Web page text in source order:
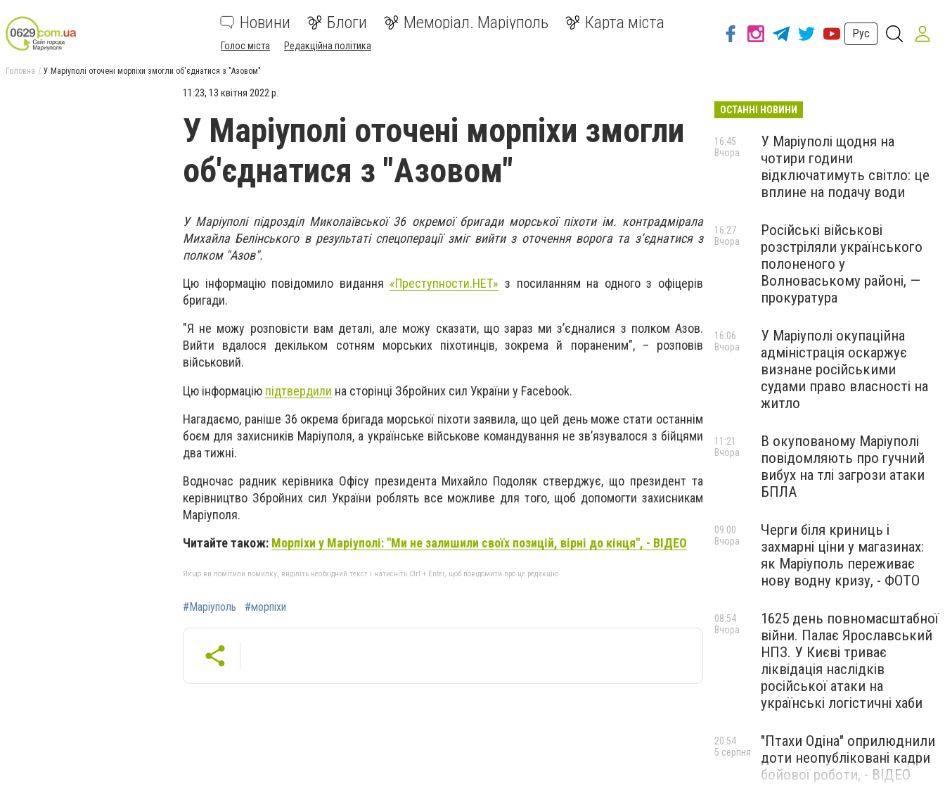
Новини Блоги Меморіал. Маріуполь Карта міста
Голос міста Редакційна політика
Рус
Головна У Маріуполі оточені морпіхи змогли об'єднатися з "Азовом"
11:23, 13 квітня 2022 р.
У Маріуполі оточені морпіхи змогли
об'єднатися з "Азовом"
У Маріуполі підрозділ Миколаївської 36 окремої бригади морської піхоти ім. контрадмірала
Михайла Белінського в результаті спецоперації зміг вийти з оточення ворога та з’єднатися з
полком "Азов".
Цю інформацію повідомило видання «Преступности.НЕТ» з посиланням на одного з офіцерів
бригади.
"Я не можу розповісти вам деталі, але можу сказати, що зараз ми з’єдналися з полком Азов.
Вийти вдалося декільком сотням морських піхотинців, зокрема й пораненим", – розповів
військовий.
Цю інформацію підтвердили на сторінці Збройних сил України у Facebook.
Нагадаємо, раніше 36 окрема бригада морської піхоти заявила, що цей день може стати останнім
боєм для захисників Маріуполя, а українське військове командування не зв’язувалося з бійцями
два тижні.
Водночас радник керівника Офісу президента Михайло Подоляк стверджує, що президент та
керівництво Збройних сил України роблять все можливе для того, щоб допомогти захисникам
Маріуполя.
Читайте також: Морпіхи у Маріуполі: "Ми не залишили своїх позицій, вірні до кінця", - ВІДЕО
Якщо ви помітили помилку, виділіть необхідний текст і натисніть Ctrl + Enter, щоб повідомити про це редакцію
#Маріуполь #морпіхи
ОСТАННІ НОВИНИ
У Маріуполі щодня на
чотири години
відключатимуть світло: це
вплине на подачу води
16:45
Вчора
Російські військові
розстріляли українського
полоненого у
Волноваському районі, —
прокуратура
16:27
Вчора
У Маріуполі окупаційна
адміністрація оскаржує
визнане російськими
судами право власності на
житло
16:06
Вчора
В окупованому Маріуполі
повідомляють про гучний
вибух на тлі загрози атаки
БПЛА
11:21
Вчора
Черги біля криниць і
захмарні ціни у магазинах:
як Маріуполь переживає
нову водну кризу, - ФОТО
09:00
Вчора
1625 день повномасштабної
війни. Палає Ярославський
НПЗ. У Києві триває
ліквідація наслідків
російської атаки на
українські логістичні хаби
08:54
Вчора
"Птахи Одіна" оприлюднили
доти неопубліковані кадри
бойової роботи, - ВІДЕО
20:54
5 серпня